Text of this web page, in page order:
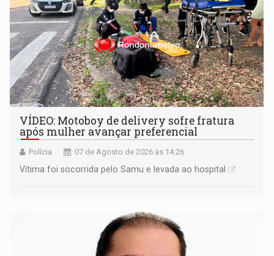
VÍDEO: Motoboy de delivery sofre fratura
após mulher avançar preferencial
Polícia 07 de Agosto de 2026 às 14:26
Vítima foi socorrida pelo Samu e levada ao hospital